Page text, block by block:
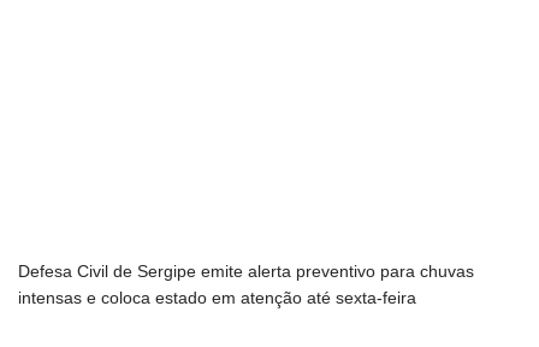
Defesa Civil de Sergipe emite alerta preventivo para chuvas
intensas e coloca estado em atenção até sexta-feira